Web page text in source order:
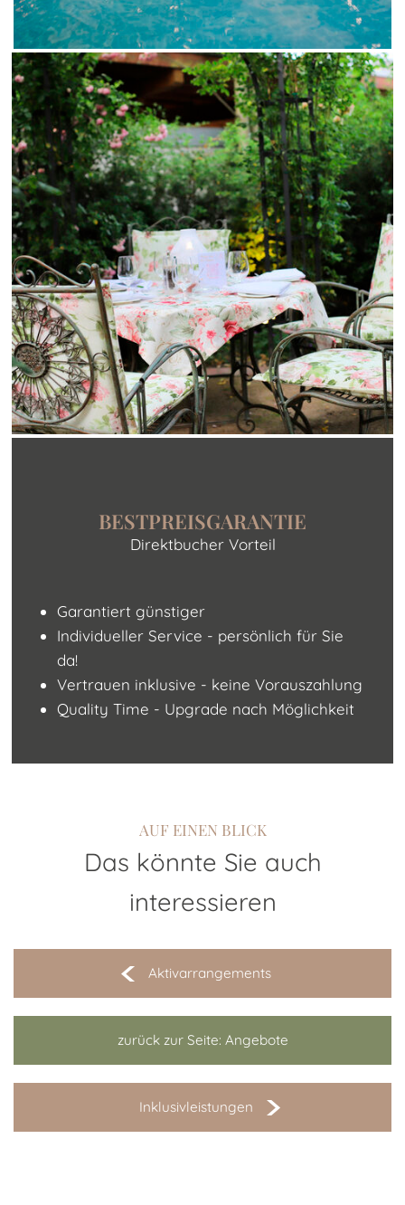
BESTPREISGARANTIE
Direktbucher Vorteil
Garantiert günstiger
Individueller Service - persönlich für Sie
da!
Vertrauen inklusive - keine Vorauszahlung
Quality Time - Upgrade nach Möglichkeit
Aktivarrangements
zurück zur Seite: Angebote
Inklusivleistungen